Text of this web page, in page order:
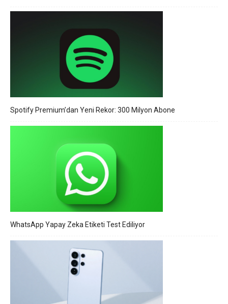
Spotify Premium’dan Yeni Rekor: 300 Milyon Abone
WhatsApp Yapay Zeka Etiketi Test Ediliyor